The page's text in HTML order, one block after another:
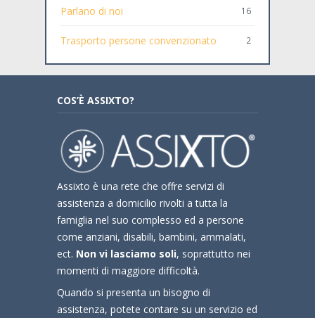
Parlano di noi 16
Trasporto persone convenzionato 2
COS’È ASSIXTO?
Assixto è una rete che offre servizi di
assistenza a domicilio rivolti a tutta la
famiglia nel suo complesso ed a persone
come anziani, disabili, bambini, ammalati,
ect. Non vi lasciamo soli, soprattutto nei
momenti di maggiore difficoltà.
Quando si presenta un bisogno di
assistenza, potete contare su un servizio ed